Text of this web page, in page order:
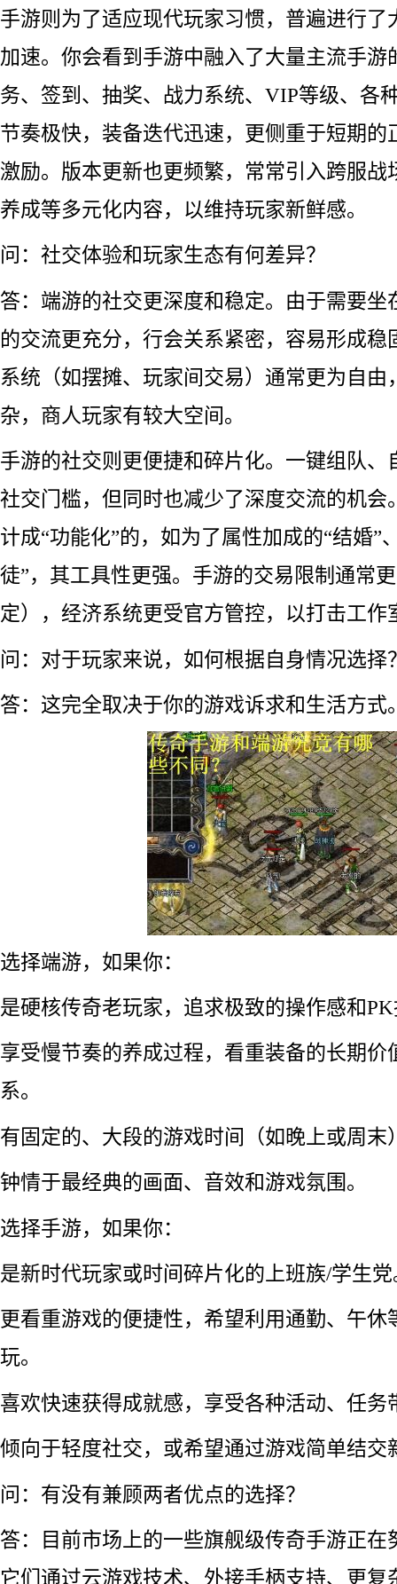
手游则为了适应现代玩家习惯，普遍进行了
加速。你会看到手游中融入了大量主流手游
务、签到、抽奖、战力系统、VIP等级、各
节奏极快，装备迭代迅速，更侧重于短期的
激励。版本更新也更频繁，常常引入跨服战
养成等多元化内容，以维持玩家新鲜感。
问：社交体验和玩家生态有何差异？
答：端游的社交更深度和稳定。由于需要坐
的交流更充分，行会关系紧密，容易形成稳
系统（如摆摊、玩家间交易）通常更为自由
杂，商人玩家有较大空间。
手游的社交则更便捷和碎片化。一键组队、
社交门槛，但同时也减少了深度交流的机会
计成“功能化”的，如为了属性加成的“结婚”
徒”，其工具性更强。手游的交易限制通常
定），经济系统更受官方管控，以打击工作
问：对于玩家来说，如何根据自身情况选择
答：这完全取决于你的游戏诉求和生活方式
选择端游，如果你：
是硬核传奇老玩家，追求极致的操作感和
享受慢节奏的养成过程，看重装备的长期价
系。
有固定的、大段的游戏时间（如晚上或周末
钟情于最经典的画面、音效和游戏氛围。
选择手游，如果你：
是新时代玩家或时间碎片化的上班族/学生党
更看重游戏的便捷性，希望利用通勤、午休
玩。
喜欢快速获得成就感，享受各种活动、任务
倾向于轻度社交，或希望通过游戏简单结交
问：有没有兼顾两者优点的选择？
答：目前市场上的一些旗舰级传奇手游正在
它们通过云游戏技术、外接手柄支持、更复